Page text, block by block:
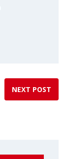
NEXT POST